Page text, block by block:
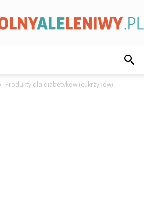
Produkty dla diabetyków (cukrzyków)